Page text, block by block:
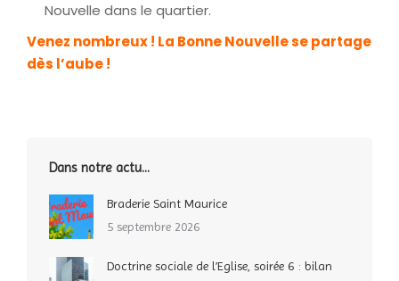
Nouvelle dans le quartier.
Venez nombreux ! La Bonne Nouvelle se partage
dès l’aube !
Dans notre actu…
Braderie Saint Maurice
5 septembre 2026
Doctrine sociale de l’Eglise, soirée 6 : bilan